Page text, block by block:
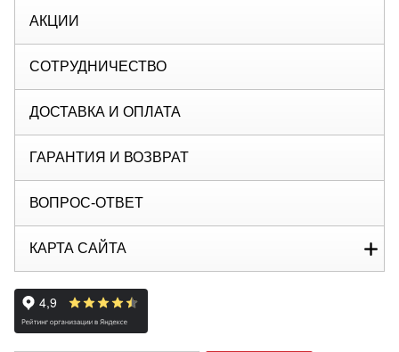
АКЦИИ
СОТРУДНИЧЕСТВО
ДОСТАВКА И ОПЛАТА
ГАРАНТИЯ И ВОЗВРАТ
ВОПРОС-ОТВЕТ
КАРТА САЙТА